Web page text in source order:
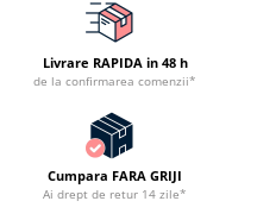
Livrare RAPIDA in 48 h
de la confirmarea comenzii*
Cumpara FARA GRIJI
Ai drept de retur 14 zile*